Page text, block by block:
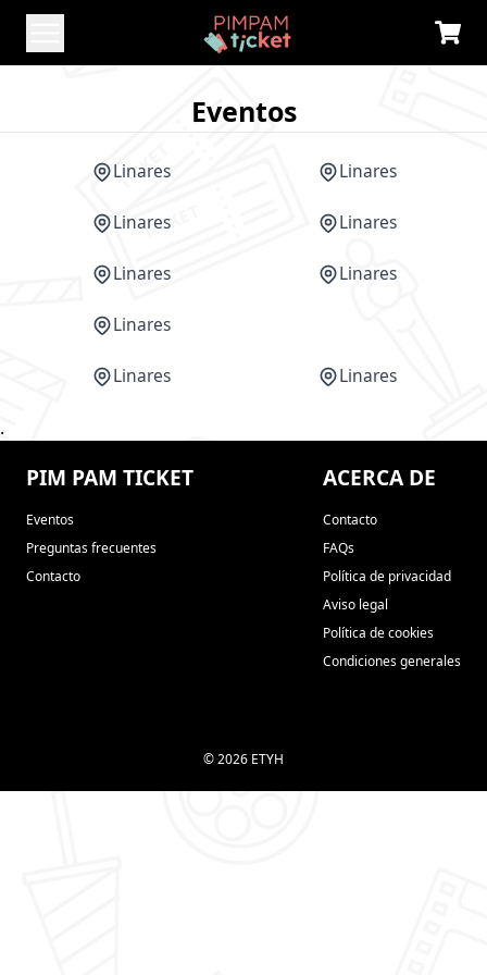
Eventos
Linares Linares
Linares Linares
Linares Linares
Linares
Linares Linares
.
PIM PAM TICKET
Eventos
Preguntas frecuentes
Contacto
ACERCA DE
Contacto
FAQs
Política de privacidad
Aviso legal
Política de cookies
Condiciones generales
© 2026 ETYH